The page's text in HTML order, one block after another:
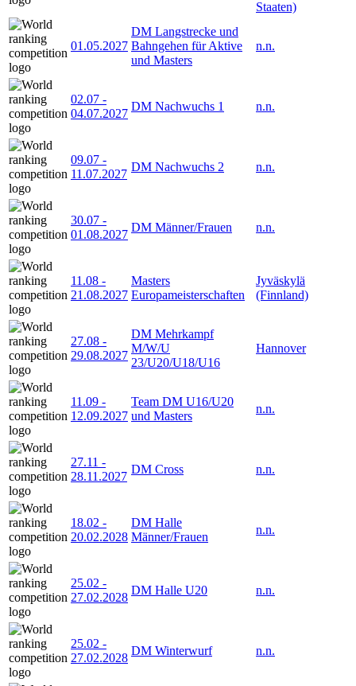
Staaten)
01.05.2027
DM Langstrecke und
Bahngehen für Aktive
und Masters
n.n.
02.07 -
04.07.2027
DM Nachwuchs 1 n.n.
09.07 -
11.07.2027
DM Nachwuchs 2 n.n.
30.07 -
01.08.2027
DM Männer/Frauen n.n.
11.08 -
21.08.2027
Masters
Europameisterschaften
Jyväskylä
(Finnland)
27.08 -
29.08.2027
DM Mehrkampf
M/W/U
23/U20/U18/U16
Hannover
11.09 -
12.09.2027
Team DM U16/U20
und Masters
n.n.
27.11 -
28.11.2027
DM Cross n.n.
18.02 -
20.02.2028
DM Halle
Männer/Frauen
n.n.
25.02 -
27.02.2028
DM Halle U20 n.n.
25.02 -
27.02.2028
DM Winterwurf n.n.